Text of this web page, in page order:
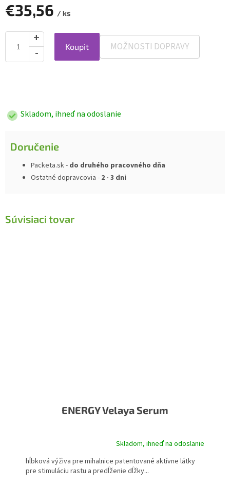
€35,56 / ks
Koupit MOŽNOSTI DOPRAVY
Skladom, ihneď na odoslanie
Doručenie
Packeta.sk - do druhého pracovného dňa
Ostatné dopravcovia - 2 - 3 dni
Súvisiaci tovar
ENERGY Velaya Serum
Skladom, ihneď na odoslanie
hĺbková výživa pre mihalnice patentované aktívne látky
pre stimuláciu rastu a predĺženie dĺžky...